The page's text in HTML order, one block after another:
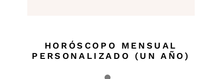
HORÓSCOPO MENSUAL
PERSONALIZADO (UN AÑO)